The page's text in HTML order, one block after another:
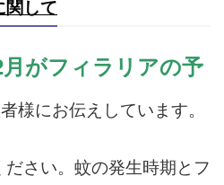
関して
月がフィラリアの予
様にお伝えしています。
さい。蚊の発生時期とフ